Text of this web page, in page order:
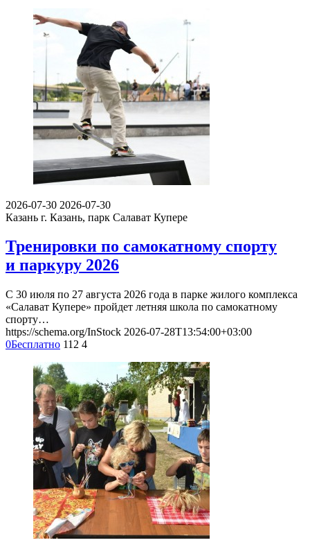
2026-07-30 2026-07-30
Казань г. Казань, парк Салават Купере
Тренировки по самокатному спорту
и паркуру 2026
С 30 июля по 27 августа 2026 года в парке жилого комплекса
«Салават Купере» пройдет летняя школа по самокатному
спорту…
https://schema.org/InStock 2026-07-28T13:54:00+03:00
0Бесплатно 112 4